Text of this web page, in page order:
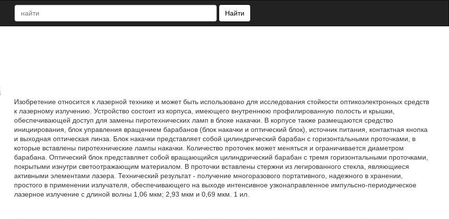
Найти
Изобретение относится к лазерной технике и может быть использовано для исследования стойкости оптикоэлектронных средств
к лазерному излучению. Устройство состоит из корпуса, имеющего внутреннюю профилированную полость и крышки,
обеспечивающей доступ для замены пиротехнических ламп в блоке накачки. В корпусе также размещаются средство
инициирования, блок управления вращением барабанов (блок накачки и оптический блок), источник питания, контактная кнопка
и выходная оптическая линза. Блок накачки представляет собой цилиндрический барабан с горизонтальными проточками, в
которые вставлены пиротехнические лампы накачки. Количество проточек может меняться и ограничивается диаметром
барабана. Оптический блок представляет собой вращающийся цилиндрический барабан с тремя горизонтальными проточками,
покрытыми изнутри светоотражающим материалом. В проточки вставлены стержни из легированного стекла, являющиеся
активными элементами лазера. Технический результат - получение многоразового портативного, надежного в хранении,
простого в применении излучателя, обеспечивающего на выходе интенсивное узконаправленное импульсно-периодическое
лазерное излучение с длиной волны 1,06 мкм; 2,93 мкм и 0,69 мкм. 1 ил.